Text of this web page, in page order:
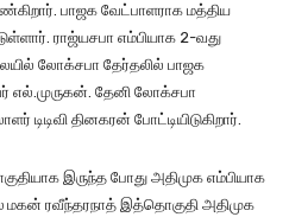
பாஜக வேட்பாளராக மத்திய
ராஜ்யசபா எம்பியாக 2-வது
லோக்சபா தேர்தலில் பாஜக
எல்.முருகன். தேனி லோக்சபா
டிடிவி தினகரன் போட்டியிடுகிறார்.
இருந்த போது அதிமுக எம்பியாக
ரவீந்தரநாத் இத்தொகுதி அதிமுக